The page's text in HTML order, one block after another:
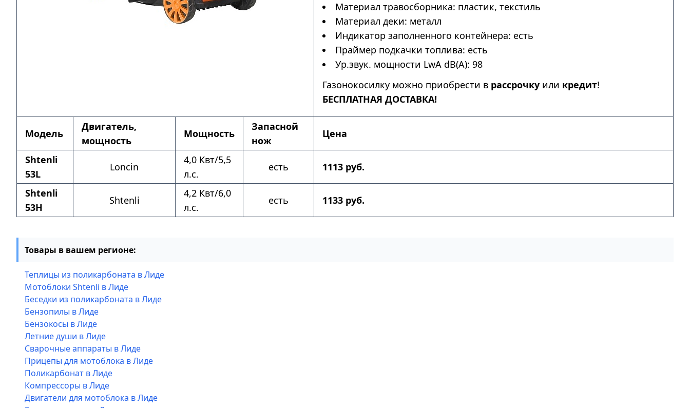
Материал травосборника: пластик, текстиль
Материал деки: металл
Индикатор заполненного контейнера: есть
Праймер подкачки топлива: есть
Ур.звук. мощности LwA dB(A): 98
Газонокосилку можно приобрести в рассрочку или кредит!
БЕСПЛАТНАЯ ДОСТАВКА!
Модель
Двигатель,
мощность
Мощность
Запасной
нож
Цена
Shtenli
53L
Loncin
4,0 Квт/5,5
л.с.
есть 1113 руб.
Shtenli
53H
Shtenli
4,2 Квт/6,0
л.с.
есть 1133 руб.
Товары в вашем регионе:
Теплицы из поликарбоната в Лиде
Мотоблоки Shtenli в Лиде
Беседки из поликарбоната в Лиде
Бензопилы в Лиде
Бензокосы в Лиде
Летние души в Лиде
Сварочные аппараты в Лиде
Прицепы для мотоблока в Лиде
Поликарбонат в Лиде
Компрессоры в Лиде
Двигатели для мотоблока в Лиде